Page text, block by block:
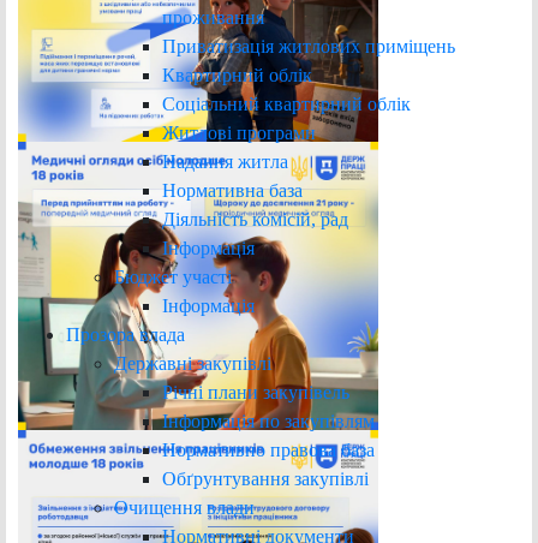
проживання
Приватизація житлових приміщень
Квартирний облік
Соціальний квартирний облік
Житлові програми
Надання житла
Нормативна база
Діяльність комісій, рад
Інформація
Бюджет участі
Інформація
Прозора влада
Державні закупівлі
Річні плани закупівель
Інформація по закупівлям
Нормативно правова база
Обґрунтування закупівлі
Очищення влади
Нормативні документи